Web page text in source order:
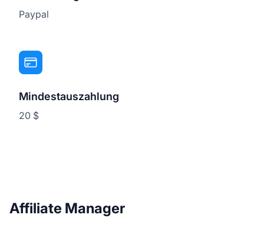
Paypal
Mindestauszahlung
20 $
Affiliate Manager